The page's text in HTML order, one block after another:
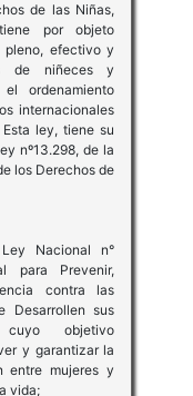
de las Niñas,
por objeto
efectivo y
de niñeces y
ordenamiento
internacionales
ley, tiene su
nº13.298, de la
los Derechos de
Nacional n°
para Prevenir,
contra las
Desarrollen sus
cuyo objetivo
y garantizar la
entre mujeres y
vida;